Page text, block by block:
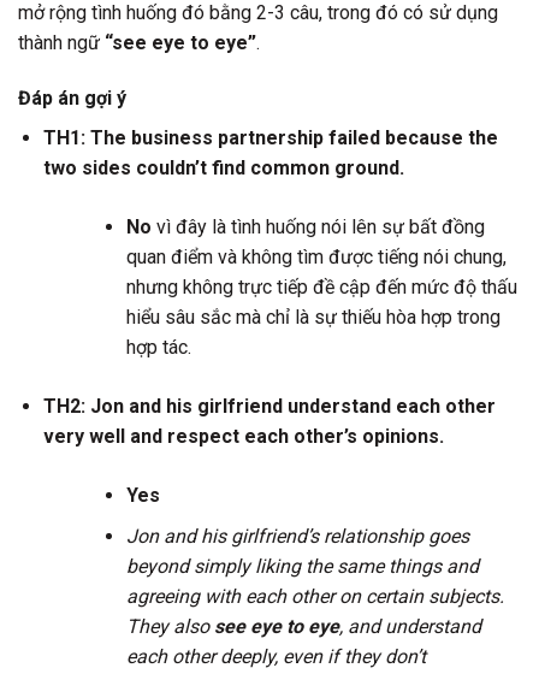
mở rộng tình huống đó bằng 2-3 câu, trong đó có sử dụng
thành ngữ “see eye to eye”.
Đáp án gợi ý
TH1: The business partnership failed because the
two sides couldn’t find common ground.
No vì đây là tình huống nói lên sự bất đồng
quan điểm và không tìm được tiếng nói chung,
nhưng không trực tiếp đề cập đến mức độ thấu
hiểu sâu sắc mà chỉ là sự thiếu hòa hợp trong
hợp tác.
TH2: Jon and his girlfriend understand each other
very well and respect each other’s opinions.
Yes
Jon and his girlfriend’s relationship goes
beyond simply liking the same things and
agreeing with each other on certain subjects.
They also see eye to eye, and understand
each other deeply, even if they don’t